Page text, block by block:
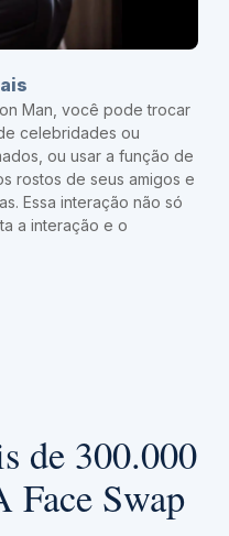
Man, você pode trocar
celebridades ou
ou usar a função de
rostos de seus amigos e
Essa interação não só
a interação e o
de 300.000
Face Swap